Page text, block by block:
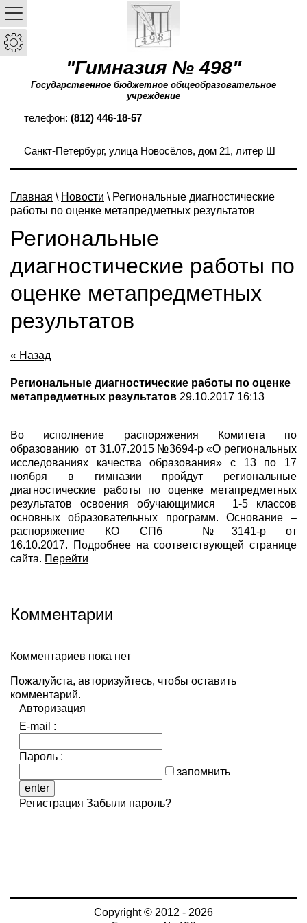
"Гимназия № 498"
Государственное бюджетное общеобразовательное
учреждение
телефон: (812) 446-18-57
Санкт-Петербург, улица Новосёлов, дом 21, литер Ш
Главная \ Новости \ Региональные диагностические
работы по оценке метапредметных результатов
Региональные
диагностические работы по
оценке метапредметных
результатов
« Назад
Региональные диагностические работы по оценке
метапредметных результатов 29.10.2017 16:13
Во исполнение распоряжения Комитета по
образованию от 31.07.2015 №3694-р «О региональных
исследованиях качества образования» с 13 по 17
ноября в гимназии пройдут региональные
диагностические работы по оценке метапредметных
результатов освоения обучающимися 1-5 классов
основных образовательных программ. Основание –
распоряжение КО СПб №3141-р от
16.10.2017. Подробнее на соответствующей странице
сайта. Перейти
Комментарии
Комментариев пока нет
Пожалуйста, авторизуйтесь, чтобы оставить
комментарий.
Авторизация
E-mail :
Пароль :
запомнить
Регистрация Забыли пароль?
Copyright © 2012 - 2026